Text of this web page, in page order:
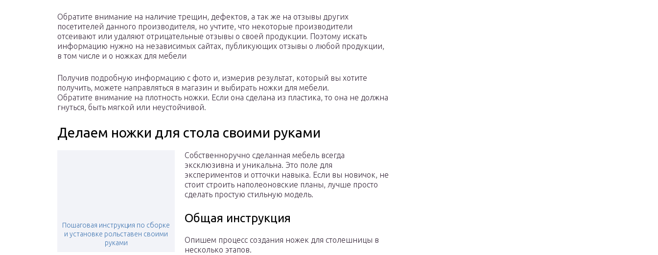
Обратите внимание на наличие трещин, дефектов, а так же на отзывы других
посетителей данного производителя, но учтите, что некоторые производители
отсеивают или удаляют отрицательные отзывы о своей продукции. Поэтому искать
информацию нужно на независимых сайтах, публикующих отзывы о любой продукции,
в том числе и о ножках для мебели
Получив подробную информацию с фото и, измерив результат, который вы хотите
получить, можете направляться в магазин и выбирать ножки для мебели.
Обратите внимание на плотность ножки. Если она сделана из пластика, то она не должна
гнуться, быть мягкой или неустойчивой.
Делаем ножки для стола своими руками
Пошаговая инструкция по сборке
и установке рольставен своими
руками
Собственноручно сделанная мебель всегда
эксклюзивна и уникальна. Это поле для
экспериментов и отточки навыка. Если вы новичок, не
стоит строить наполеоновские планы, лучше просто
сделать простую стильную модель.
Общая инструкция
Опишем процесс создания ножек для столешницы в
несколько этапов.